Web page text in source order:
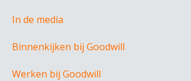
In de media
Binnenkijken bij Goodwill
Werken bij Goodwill